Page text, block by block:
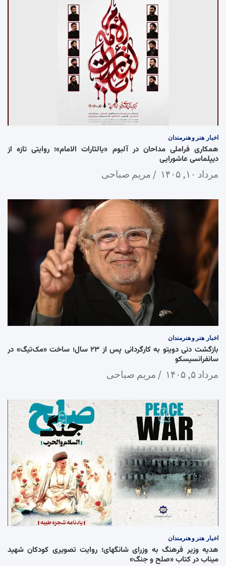
اخبار هنر و هنرمندان
همکاری فراملی مداحان در آلبوم «یالثارات الامام»؛ روایتی تازه از
دیپلماسی عاشورایی
مرداد ۱۰, ۱۴۰۵ مریم صباحی
اخبار هنر و هنرمندان
بازگشت دنی دویتو به کارگردانی پس از ۲۳ سال؛ ساخت «مک‌تیگ» در
سانفرانسیسکو
مرداد ۵, ۱۴۰۵ مریم صباحی
اخبار هنر و هنرمندان
هدیه وزیر فرهنگ به وزرای شانگهای؛ روایت تصویری کودکان شهید
میناب در کتاب «صلح و جنگ»